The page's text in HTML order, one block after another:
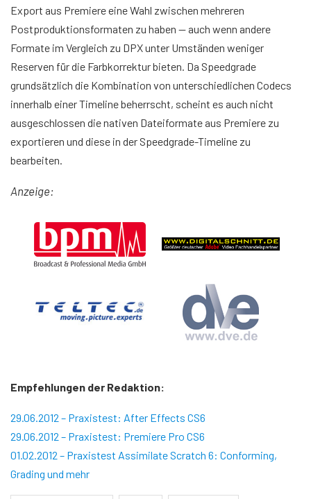
Export aus Premiere eine Wahl zwischen mehreren
Postproduktionsformaten zu haben — auch wenn andere
Formate im Vergleich zu DPX unter Umständen weniger
Reserven für die Farbkorrektur bieten. Da Speedgrade
grundsätzlich die Kombination von unterschiedlichen Codecs
innerhalb einer Timeline beherrscht, scheint es auch nicht
ausgeschlossen die nativen Dateiformate aus Premiere zu
exportieren und diese in der Speedgrade-Timeline zu
bearbeiten.
Anzeige:
Empfehlungen der Redaktion:
29.06.2012 – Praxistest: After Effects CS6
29.06.2012 – Praxistest: Premiere Pro CS6
01.02.2012 – Praxistest Assimilate Scratch 6: Conforming,
Grading und mehr